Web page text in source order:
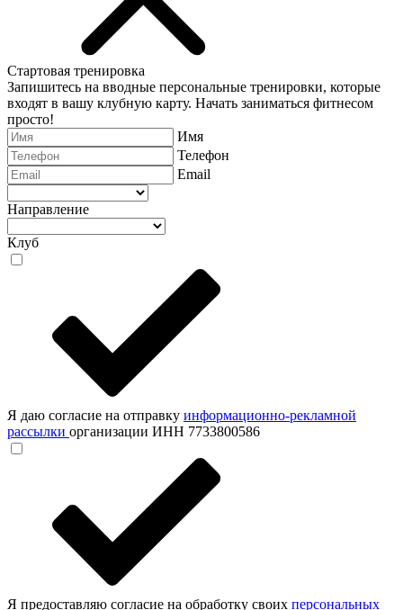
Стартовая тренировка
Запишитесь на вводные персональные тренировки, которые
входят в вашу клубную карту. Начать заниматься фитнесом
просто!
Имя
Телефон
Email
Направление
Клуб
Я даю согласие на отправку информационно-рекламной
рассылки организации ИНН 7733800586
Я предоставляю согласие на обработку своих персональных